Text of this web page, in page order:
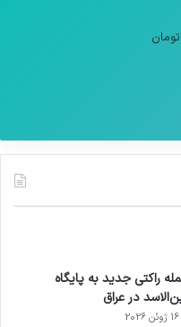
تومان
راکتی جدید به پایگاه
در عراق
16 ژوئن 2026